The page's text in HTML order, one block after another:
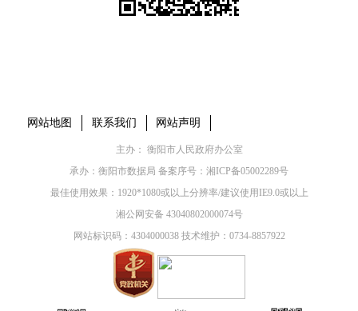
网站地图 联系我们 网站声明
主办： 衡阳市人民政府办公室
承办：衡阳市数据局 备案序号： 湘ICP备05002289号
最佳使用效果：1920*1080或以上分辨率/建议使用IE9.0或以上
湘公网安备 43040802000074号
网站标识码：4304000038 技术维护：0734-8857922